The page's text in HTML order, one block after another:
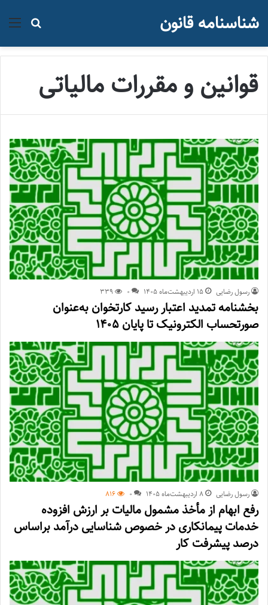
جستجو شناسنامه قانون
قوانین و مقررات مالیاتی
رسول رضایی ۱۵ اردیبهشت‌ماه ۱۴۰۵ 0
339
بخشنامه تمدید اعتبار رسید کارتخوان به‌عنوان
صورتحساب الکترونیک تا پایان ۱۴۰۵
رسول رضایی ۸ اردیبهشت‌ماه ۱۴۰۵ 0
816
رفع ابهام از مأخذ مشمول مالیات بر ارزش افزوده
خدمات پیمانکاری در خصوص شناسایی درآمد براساس
درصد پیشرفت کار